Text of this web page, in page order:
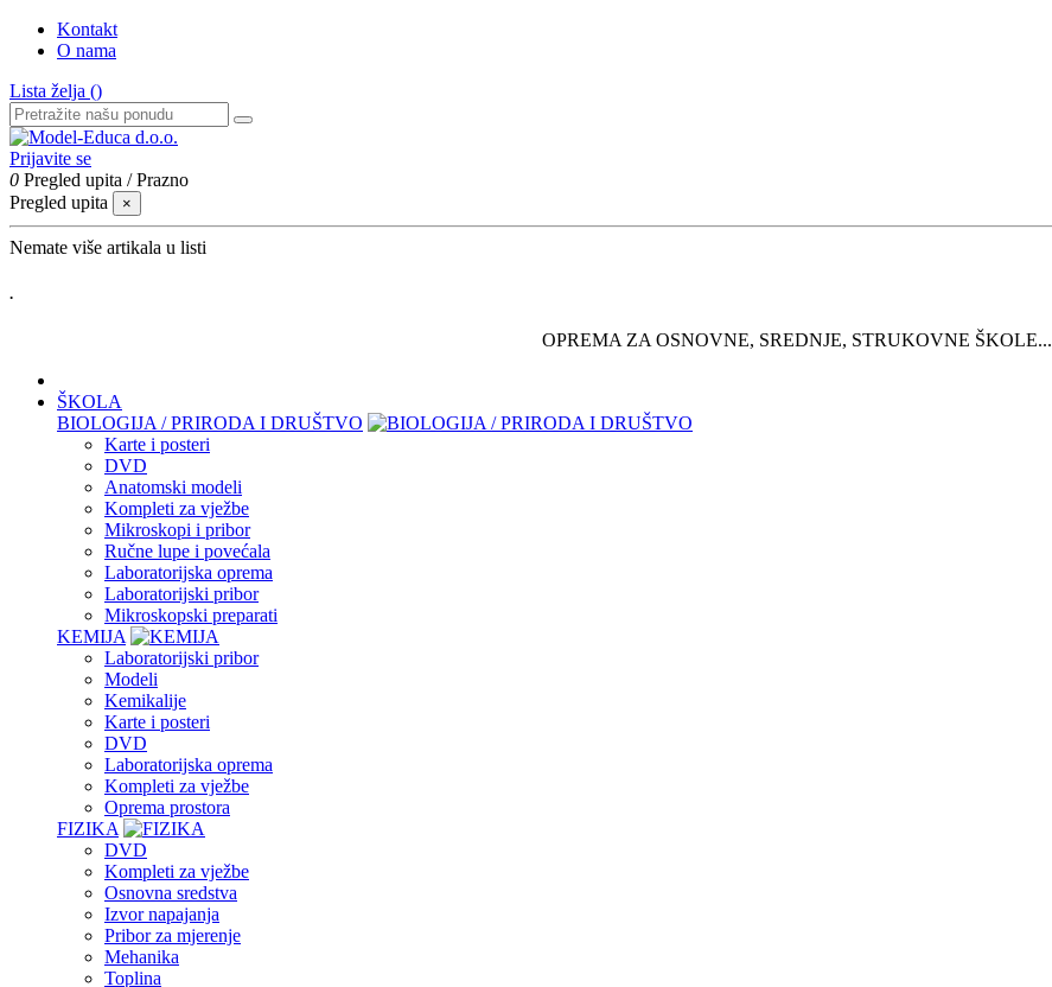
Kontakt
O nama
Lista želja ()
Prijavite se
0 Pregled upita /Prazno
Pregled upita
×
Nemate više artikala u listi
.
OPREMA ZA OSNOVNE, SREDNJE, STRUKOVNE ŠKOLE...
ŠKOLA
BIOLOGIJA / PRIRODA I DRUŠTVO
Karte i posteri
DVD
Anatomski modeli
Kompleti za vježbe
Mikroskopi i pribor
Ručne lupe i povećala
Laboratorijska oprema
Laboratorijski pribor
Mikroskopski preparati
KEMIJA
Laboratorijski pribor
Modeli
Kemikalije
Karte i posteri
DVD
Laboratorijska oprema
Kompleti za vježbe
Oprema prostora
FIZIKA
DVD
Kompleti za vježbe
Osnovna sredstva
Izvor napajanja
Pribor za mjerenje
Mehanika
Toplina